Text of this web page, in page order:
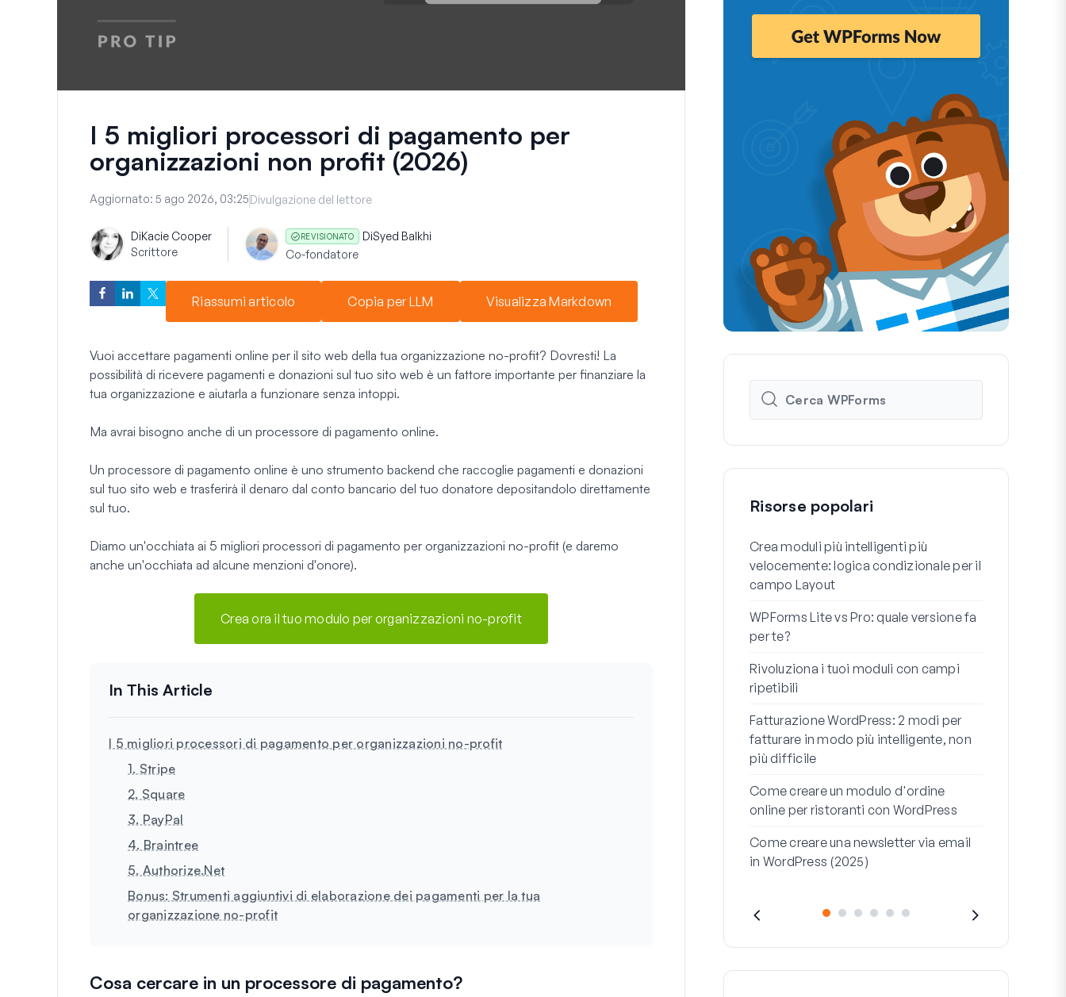
I 5 migliori processori di pagamento per
organizzazioni non profit (2026)
Aggiornato: 5 ago 2026, 03:25Divulgazione del lettore
DiKacie Cooper
Scrittore
REVISIONATO DiSyed Balkhi
Co-fondatore
Riassumi articolo Copia per LLM Visualizza Markdown
Vuoi accettare pagamenti online per il sito web della tua organizzazione no-profit? Dovresti! La
possibilità di ricevere pagamenti e donazioni sul tuo sito web è un fattore importante per finanziare la
tua organizzazione e aiutarla a funzionare senza intoppi.
Ma avrai bisogno anche di un processore di pagamento online.
Un processore di pagamento online è uno strumento backend che raccoglie pagamenti e donazioni
sul tuo sito web e trasferirà il denaro dal conto bancario del tuo donatore depositandolo direttamente
sul tuo.
Diamo un'occhiata ai 5 migliori processori di pagamento per organizzazioni no-profit (e daremo
anche un'occhiata ad alcune menzioni d'onore).
Crea ora il tuo modulo per organizzazioni no-profit
I 5 migliori processori di pagamento per organizzazioni no-profit
1. Stripe
2. Square
3. PayPal
4. Braintree
5. Authorize.Net
Bonus: Strumenti aggiuntivi di elaborazione dei pagamenti per la tua
organizzazione no-profit
Cosa cercare in un processore di pagamento?
Risorse popolari
Crea moduli più intelligenti più
velocemente: logica condizionale per il
campo Layout
WPForms Lite vs Pro: quale versione fa
per te?
Rivoluziona i tuoi moduli con campi
ripetibili
Fatturazione WordPress: 2 modi per
fatturare in modo più intelligente, non
più difficile
Come creare un modulo d'ordine
online per ristoranti con WordPress
Come creare una newsletter via email
in WordPress (2025)